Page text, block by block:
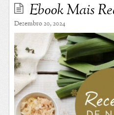
Ebook Mais
Dezembro 20, 2024